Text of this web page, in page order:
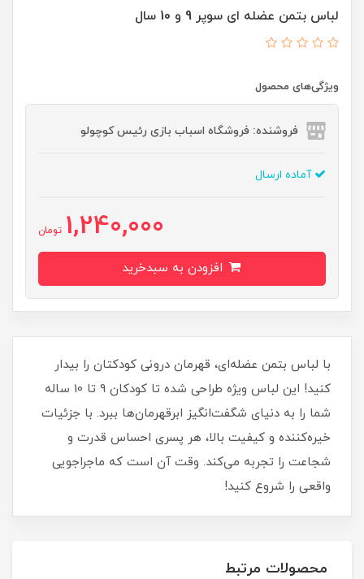
لباس بتمن عضله ای سوپر 9 و 10 سال
ویژگی‌های محصول
فروشنده: فروشگاه اسباب بازی رئیس کوچولو
آماده ارسال
1,240,000 تومان
با لباس بتمن عضله‌ای، قهرمان درونی کودکتان را بیدار
کنید! این لباس ویژه طراحی شده تا کودکان 9 تا 10 ساله
شما را به دنیای شگفت‌انگیز ابرقهرمان‌ها ببرد. با جزئیات
خیره‌کننده و کیفیت بالا، هر پسری احساس قدرت و
شجاعت را تجربه می‌کند. وقت آن است که ماجراجویی
واقعی را شروع کنید!
محصولات مرتبط